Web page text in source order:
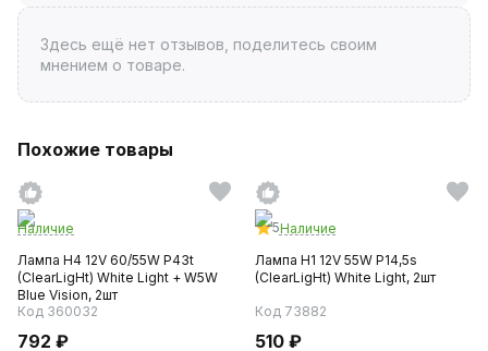
Здесь ещё нет отзывов, поделитесь своим
мнением о товаре.
Похожие товары
Наличие
Лампа H4 12V 60/55W P43t
(ClearLigНt) White Light + W5W
Blue Vision, 2шт
Код 360032
792 ₽
5Наличие
Лампа H1 12V 55W P14,5s
(ClearLigНt) White Light, 2шт
Код 73882
510 ₽